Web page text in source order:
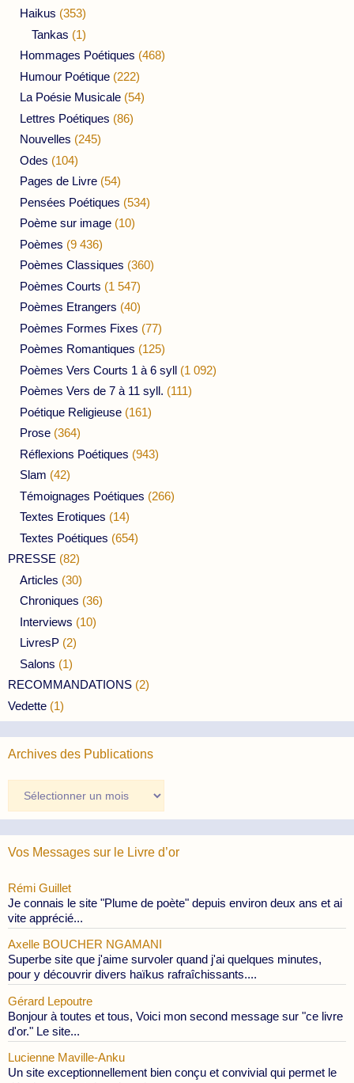
Haikus (353)
Tankas (1)
Hommages Poétiques (468)
Humour Poétique (222)
La Poésie Musicale (54)
Lettres Poétiques (86)
Nouvelles (245)
Odes (104)
Pages de Livre (54)
Pensées Poétiques (534)
Poème sur image (10)
Poèmes (9 436)
Poèmes Classiques (360)
Poèmes Courts (1 547)
Poèmes Etrangers (40)
Poèmes Formes Fixes (77)
Poèmes Romantiques (125)
Poèmes Vers Courts 1 à 6 syll (1 092)
Poèmes Vers de 7 à 11 syll. (111)
Poétique Religieuse (161)
Prose (364)
Réflexions Poétiques (943)
Slam (42)
Témoignages Poétiques (266)
Textes Erotiques (14)
Textes Poétiques (654)
PRESSE (82)
Articles (30)
Chroniques (36)
Interviews (10)
LivresP (2)
Salons (1)
RECOMMANDATIONS (2)
Vedette (1)
Archives des Publications
des
Publications
Vos Messages sur le Livre d’or
Rémi Guillet
Je connais le site "Plume de poète" depuis environ deux ans et ai
vite apprécié...
Axelle BOUCHER NGAMANI
Superbe site que j'aime survoler quand j'ai quelques minutes,
pour y découvrir divers haïkus rafraîchissants....
Gérard Lepoutre
Bonjour à toutes et tous, Voici mon second message sur "ce livre
d'or." Le site...
Lucienne Maville-Anku
Un site exceptionnellement bien conçu et convivial qui permet le